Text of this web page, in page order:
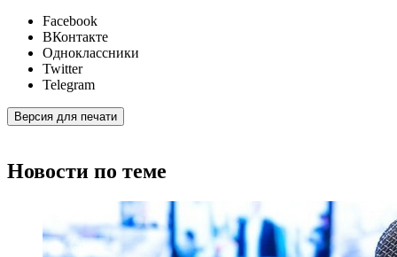
Facebook
ВКонтакте
Одноклассники
Twitter
Telegram
Версия для печати
Новости по теме